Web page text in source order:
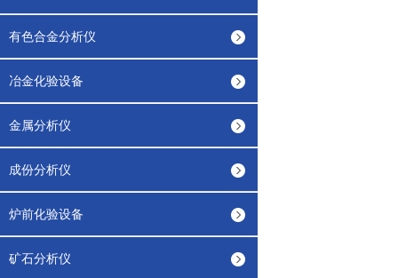
有色合金分析仪
冶金化验设备
金属分析仪
成份分析仪
炉前化验设备
矿石分析仪